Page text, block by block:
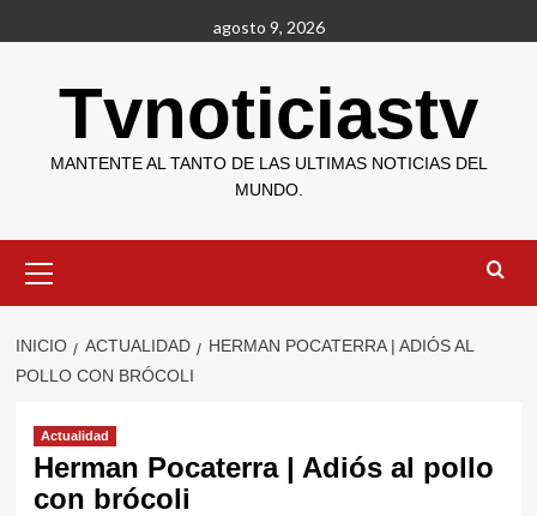
al
agosto 9, 2026
Tvnoticiastv
MANTENTE AL TANTO DE LAS ULTIMAS NOTICIAS DEL
MUNDO.
primario
INICIO ACTUALIDAD
HERMAN POCATERRA | ADIÓS AL
POLLO CON BRÓCOLI
Actualidad
Herman Pocaterra | Adiós al pollo
con brócoli